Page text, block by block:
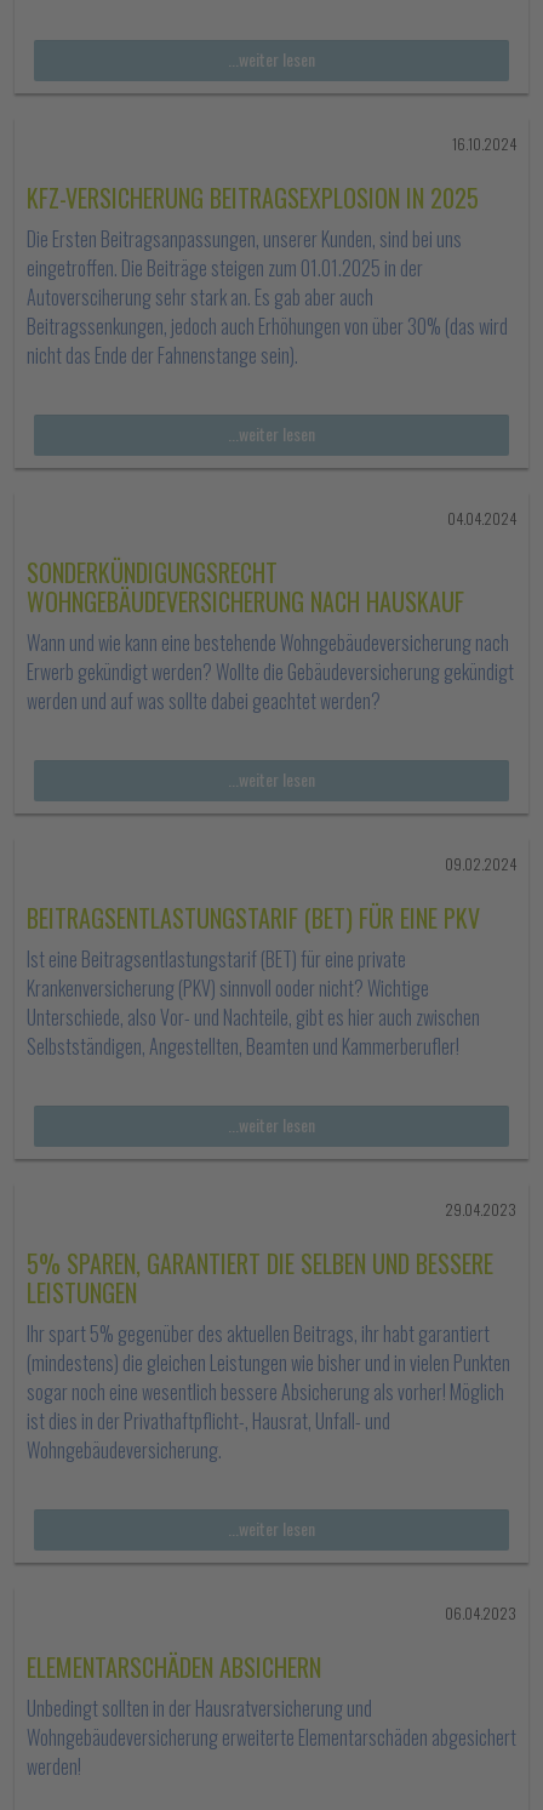
...weiter lesen
16.10.2024
KFZ-VERSICHERUNG BEITRAGSEXPLOSION IN 2025
Die Ersten Beitragsanpassungen, unserer Kunden, sind bei uns
eingetroffen. Die Beiträge steigen zum 01.01.2025 in der
Autoversciherung sehr stark an. Es gab aber auch
Beitragssenkungen, jedoch auch Erhöhungen von über 30% (das wird
nicht das Ende der Fahnenstange sein).
...weiter lesen
04.04.2024
SONDERKÜNDIGUNGSRECHT
WOHNGEBÄUDEVERSICHERUNG NACH HAUSKAUF
Wann und wie kann eine bestehende Wohngebäudeversicherung nach
Erwerb gekündigt werden? Wollte die Gebäudeversicherung gekündigt
werden und auf was sollte dabei geachtet werden?
...weiter lesen
09.02.2024
BEITRAGSENTLASTUNGSTARIF (BET) FÜR EINE PKV
Ist eine Beitragsentlastungstarif (BET) für eine private
Krankenversicherung (PKV) sinnvoll ooder nicht? Wichtige
Unterschiede, also Vor- und Nachteile, gibt es hier auch zwischen
Selbstständigen, Angestellten, Beamten und Kammerberufler!
...weiter lesen
29.04.2023
5% SPAREN, GARANTIERT DIE SELBEN UND BESSERE
LEISTUNGEN
Ihr spart 5% gegenüber des aktuellen Beitrags, ihr habt garantiert
(mindestens) die gleichen Leistungen wie bisher und in vielen Punkten
sogar noch eine wesentlich bessere Absicherung als vorher! Möglich
ist dies in der Privathaftpflicht-, Hausrat, Unfall- und
Wohngebäudeversicherung.
...weiter lesen
06.04.2023
ELEMENTARSCHÄDEN ABSICHERN
Unbedingt sollten in der Hausratversicherung und
Wohngebäudeversicherung erweiterte Elementarschäden abgesichert
werden!